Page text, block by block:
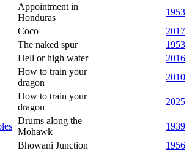
Appointment in
Honduras
1953
Coco
2017
The naked spur
1953
Hell or high water
2016
How to train your
dragon
2010
How to train your
dragon
2025
Drums along the
Mohawk
1939
Bhowani Junction
1956